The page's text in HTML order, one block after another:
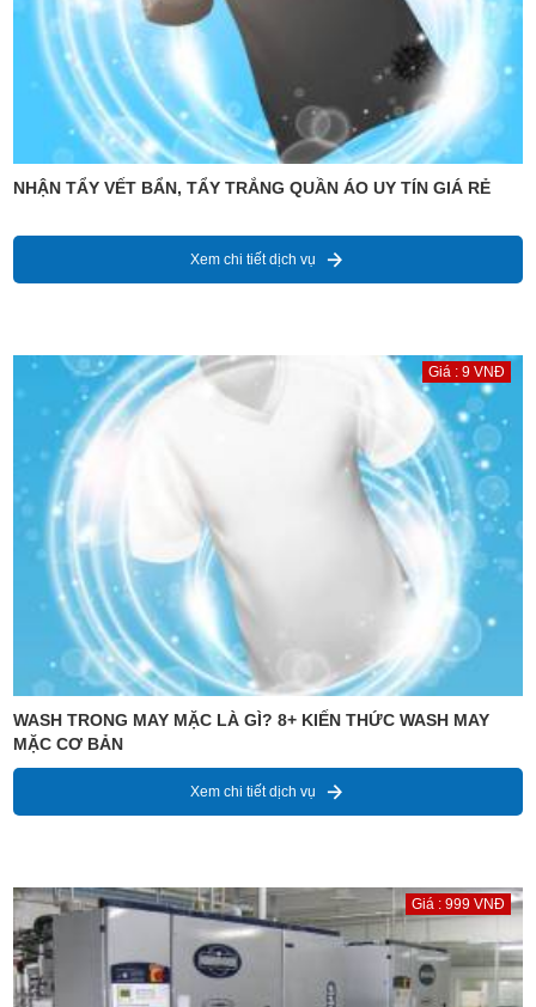
NHẬN TẨY VẾT BẨN, TẨY TRẮNG QUẦN ÁO UY TÍN GIÁ RẺ
Xem chi tiết dịch vụ
Giá : 9 VNĐ
WASH TRONG MAY MẶC LÀ GÌ? 8+ KIẾN THỨC WASH MAY
MẶC CƠ BẢN
Xem chi tiết dịch vụ
Giá : 999 VNĐ